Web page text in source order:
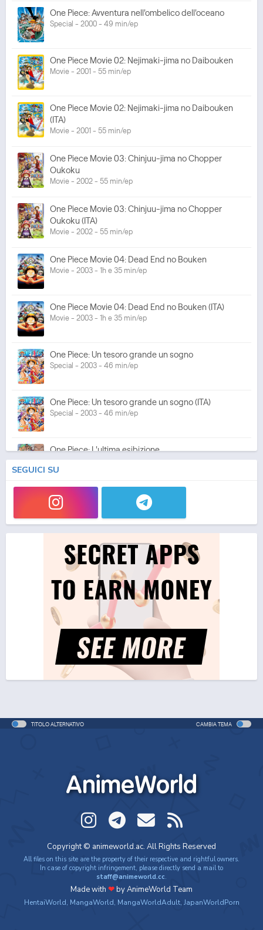
One Piece: Avventura nell'ombelico dell'oceano
Special - 2000 - 49 min/ep
One Piece Movie 02: Nejimaki-jima no Daibouken
Movie - 2001 - 55 min/ep
One Piece Movie 02: Nejimaki-jima no Daibouken
(ITA)
Movie - 2001 - 55 min/ep
One Piece Movie 03: Chinjuu-jima no Chopper
Oukoku
Movie - 2002 - 55 min/ep
One Piece Movie 03: Chinjuu-jima no Chopper
Oukoku (ITA)
Movie - 2002 - 55 min/ep
One Piece Movie 04: Dead End no Bouken
Movie - 2003 - 1h e 35 min/ep
One Piece Movie 04: Dead End no Bouken (ITA)
Movie - 2003 - 1h e 35 min/ep
One Piece: Un tesoro grande un sogno
Special - 2003 - 46 min/ep
One Piece: Un tesoro grande un sogno (ITA)
Special - 2003 - 46 min/ep
One Piece: L'ultima esibizione
Special - 2003 - 45 min/ep
One Piece: L'ultima esibizione (ITA)
Special - 2003 - 45 min/ep
One Piece Movie 05: Norowareta Seiken
Movie - 2004 - 1h e 35 min/ep
One Piece Movie 05: Norowareta Seiken (ITA)
Movie - 2004 - 1h e 35 min/ep
One Piece Movie 06: Omatsuri Danshaku to Himitsu
no Shima (ITA)
Movie - 2005 - 1h e 31 min/ep
One Piece: Le avventure del detective Cappello di
Special - 2005 - 42 min/ep
One Piece Movie 07: Karakuri-jou no Mecha Kyohei
Movie - 2006 - 1h e 34 min/ep
One Piece Movie 07: Karakuri-jou no Mecha Kyohei
(ITA)
SEGUICI SU
TITOLO ALTERNATIVO CAMBIA TEMA
AnimeWorld
Copyright © animeworld.ac. All Rights Reserved
All files on this site are the property of their respective and rightful owners.
In case of copyright infringement, please directly send a mail to
staff@animeworld.cc.
Made with ❤by AnimeWorld Team
HentaiWorld, MangaWorld, MangaWorldAdult, JapanWorldPorn